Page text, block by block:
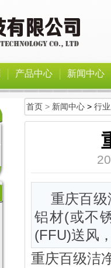
产品中心 新闻中心
首页 > 新闻中心 > 行
重庆百
铝材(或不
(FFU)送风
重庆百级洁